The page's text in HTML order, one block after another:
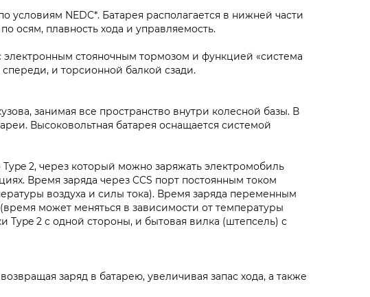
условиям NEDC*. Батарея располагается в нижней части
осям, плавность хода и управляемость.
стояночным тормозом и функцией «система
и торсионной балкой сзади.
занимая все пространство внутри колесной базы. В
Высоковольтная батарея оснащается системой
2, через который можно заряжать электромобиль
Время заряда через CCS порт постоянным током
воздуха и силы тока). Время заряда переменным
может меняться в зависимости от температуры
Type 2 с одной стороны, и бытовая вилка (штепсель) с
заряд в батарею, увеличивая запас хода, а также